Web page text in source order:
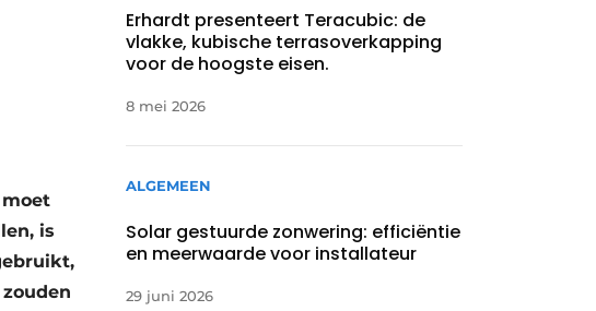
is
Erhardt presenteert Teracubic: de
vlakke, kubische terrasoverkapping
voor de hoogste eisen.
8 mei 2026
ALGEMEEN
Solar gestuurde zonwering: efficiëntie
en meerwaarde voor installateur
29 juni 2026